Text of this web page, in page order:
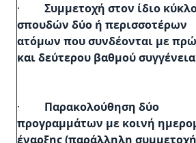
· Συμμετοχή στον ίδιο
σπουδών δύο ή περισσοτέρων
ατόμων που συνδέονται με
και δεύτερου βαθμού
· Παρακολούθηση δύο
προγραμμάτων με κοινή
έναρξης (παράλληλη